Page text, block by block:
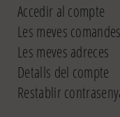
Accedir al compte
Les meves comandes
Les meves adreces
Detalls del compte
Restablir